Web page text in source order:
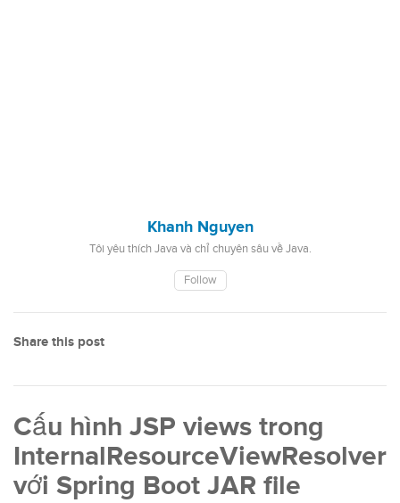
Khanh Nguyen
Tôi yêu thích Java và chỉ chuyên sâu về Java.
Follow
Share this post
Cấu hình JSP views trong
InternalResourceViewResolver
với Spring Boot JAR file